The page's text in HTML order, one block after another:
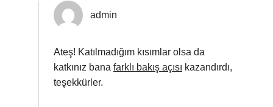
admin
Ateş! Katılmadığım kısımlar olsa da
katkınız bana farklı bakış açısı kazandırdı,
teşekkürler.